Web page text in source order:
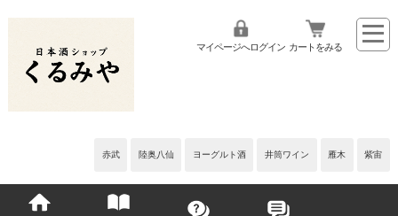
赤武 陸奥八仙 ヨーグルト酒 井筒ワイン 雁木 紫宙
マイページへログイン カートをみる